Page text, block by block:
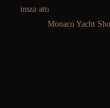
imza attı
Monaco Yacht